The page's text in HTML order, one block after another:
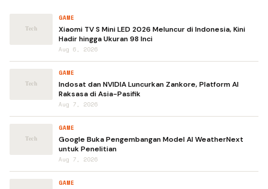
GAME
Xiaomi TV S Mini LED 2026 Meluncur di Indonesia, Kini
Hadir hingga Ukuran 98 Inci
Aug 6, 2026
GAME
Indosat dan NVIDIA Luncurkan Zankore, Platform AI
Raksasa di Asia-Pasifik
Aug 7, 2026
GAME
Google Buka Pengembangan Model AI WeatherNext
untuk Penelitian
Aug 7, 2026
GAME